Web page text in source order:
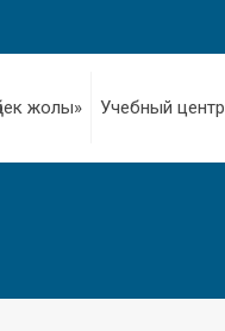
жолы» Учебный центр